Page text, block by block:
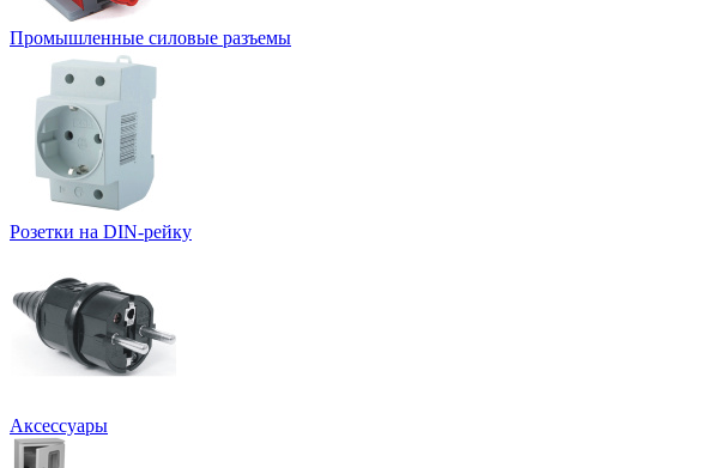
Промышленные силовые разъемы
Розетки на DIN-рейку
Аксессуары